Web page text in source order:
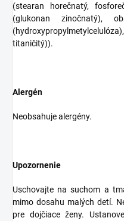
(stearan horečnatý,
(glukonan zinočnatý),
titaničitý)).
Alergén
Neobsahuje alergény.
Upozornenie
Uschovajte na suchom a
mimo dosahu malých detí.
pre dojčiace ženy.